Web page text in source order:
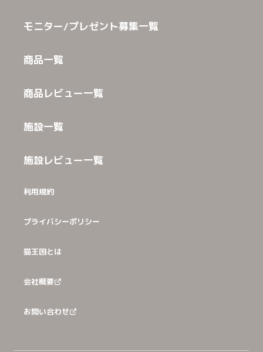
モニター/プレゼント募集一覧
商品一覧
商品レビュー一覧
施設一覧
施設レビュー一覧
利用規約
プライバシーポリシー
猫王国とは
会社概要
お問い合わせ